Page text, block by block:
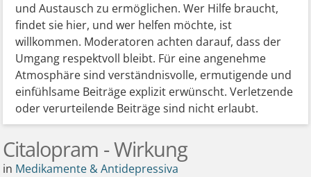
und Austausch zu ermöglichen. Wer Hilfe braucht,
findet sie hier, und wer helfen möchte, ist
willkommen. Moderatoren achten darauf, dass der
Umgang respektvoll bleibt. Für eine angenehme
Atmosphäre sind verständnisvolle, ermutigende und
einfühlsame Beiträge explizit erwünscht. Verletzende
oder verurteilende Beiträge sind nicht erlaubt.
Citalopram - Wirkung
in Medikamente & Antidepressiva